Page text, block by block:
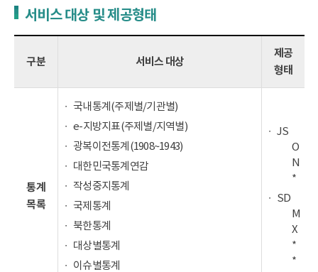
서비스 대상 및 제공형태
구분 서비스 대상
제공
형태
통계
목록
국내통계(주제별/기관별)
e-지방지표(주제별/지역별)
광복이전통계(1908~1943)
대한민국통계연감
작성중지통계
국제통계
북한통계
대상별통계
이슈별통계
JS
O
N
*
SD
M
X
*
*